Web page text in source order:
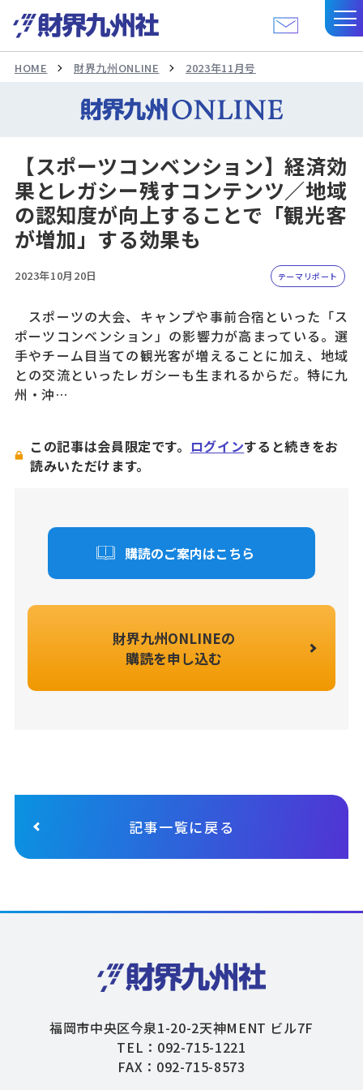
HOME 財界九州ONLINE 2023年11月号
【スポーツコンベンション】経済効
果とレガシー残すコンテンツ／地域
の認知度が向上することで「観光客
が増加」する効果も
2023年10月20日 テーマリポート
スポーツの大会、キャンプや事前合宿といった「ス
ポーツコンベンション」の影響力が高まっている。選
手やチーム目当ての観光客が増えることに加え、地域
との交流といったレガシーも生まれるからだ。特に九
州・沖…
この記事は会員限定です。 ログインすると続きをお
読みいただけます。
購読のご案内はこちら
財界九州ONLINEの
購読を申し込む
記事一覧に戻る
福岡市中央区今泉1-20-2天神MENT ビル7F
TEL：092-715-1221
FAX：092-715-8573